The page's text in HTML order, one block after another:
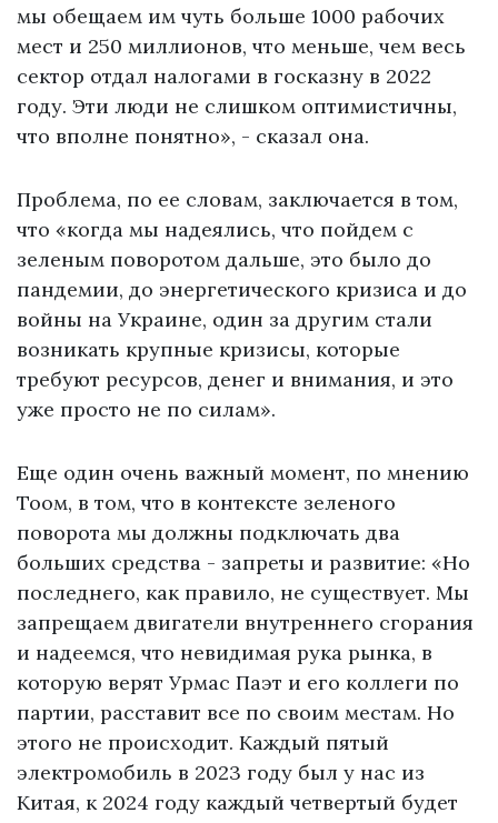
мы обещаем им чуть больше 1000 рабочих
мест и 250 миллионов, что меньше, чем весь
сектор отдал налогами в госказну в 2022
году. Эти люди не слишком оптимистичны,
что вполне понятно», - сказал она.
Проблема, по ее словам, заключается в том,
что «когда мы надеялись, что пойдем с
зеленым поворотом дальше, это было до
пандемии, до энергетического кризиса и до
войны на Украине, один за другим стали
возникать крупные кризисы, которые
требуют ресурсов, денег и внимания, и это
уже просто не по силам».
Еще один очень важный момент, по мнению
Тоом, в том, что в контексте зеленого
поворота мы должны подключать два
больших средства - запреты и развитие: «Но
последнего, как правило, не существует. Мы
запрещаем двигатели внутреннего сгорания
и надеемся, что невидимая рука рынка, в
которую верят Урмас Паэт и его коллеги по
партии, расставит все по своим местам. Но
этого не происходит. Каждый пятый
электромобиль в 2023 году был у нас из
Китая, к 2024 году каждый четвертый будет